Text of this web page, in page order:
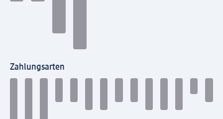
Zahlungsarten